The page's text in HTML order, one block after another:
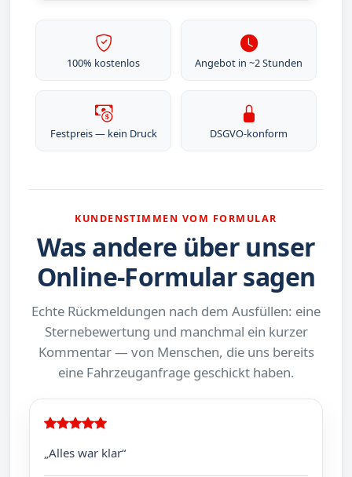
100% kostenlos Angebot in ~2 Stunden
Festpreis — kein Druck DSGVO-konform
KUNDENSTIMMEN VOM FORMULAR
Was andere über unser
Online-Formular sagen
Echte Rückmeldungen nach dem Ausfüllen: eine
Sternebewertung und manchmal ein kurzer
Kommentar — von Menschen, die uns bereits
eine Fahrzeuganfrage geschickt haben.
„Alles war klar“